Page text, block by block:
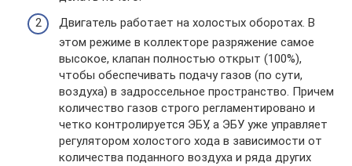
Двигатель работает на холостых оборотах. В
этом режиме в коллекторе разряжение самое
высокое, клапан полностью открыт (100%),
чтобы обеспечивать подачу газов (по сути,
воздуха) в задроссельное пространство. Причем
количество газов строго регламентировано и
четко контролируется ЭБУ, а ЭБУ уже управляет
регулятором холостого хода в зависимости от
количества поданного воздуха и ряда других